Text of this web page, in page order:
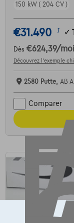
150 kW ( 204 CV )
€31.490 1 ✓
Dès €624,39/
Découvrez l’exemple
2580 Putte, AB
Comparer